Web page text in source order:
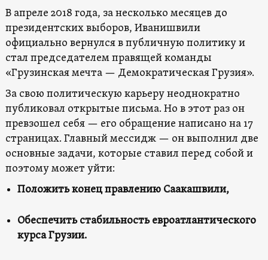
В апреле 2018 года, за несколько месяцев до
президентских выборов, Иванишвили
официально вернулся в публичную политику и
стал председателем правящей команды
«Грузинская мечта — Демократическая Грузия».
За свою политическую карьеру неоднократно
публиковал открытые письма. Но в этот раз он
превзошел себя — его обращение написано на 17
страницах. Главный мессидж — он выполнил две
основные задачи, которые ставил перед собой и
поэтому может уйти:
Положить конец правлению Саакашвили,
Обеспечить стабильность евроатлантического
курса Грузии.